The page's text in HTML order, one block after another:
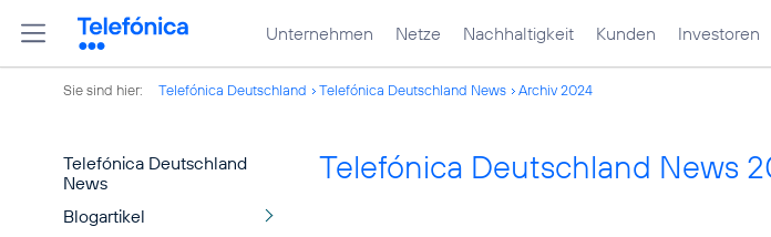
Unternehmen Netze Nachhaltigkeit Kunden Investoren
Sie sind hier: Telefónica Deutschland Telefónica Deutschland News Archiv 2024
Telefónica Deutschland
News
Blogartikel
Telefónica Deutschland News